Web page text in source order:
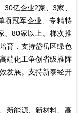
亿企业2家、3家、
项冠军企业、专精特
、80家以上。梯次推
育，支持岱岳区绿色
端化工争创省级雁阵
发展。支持新泰经开
新能源、新材料、高